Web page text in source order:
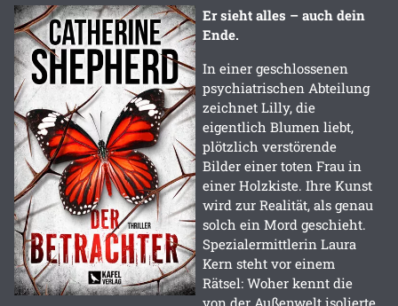
Er sieht alles – auch dein
Ende.
In einer geschlossenen
psychiatrischen Abteilung
zeichnet Lilly, die
eigentlich Blumen liebt,
plötzlich verstörende
Bilder einer toten Frau in
einer Holzkiste. Ihre Kunst
wird zur Realität, als genau
solch ein Mord geschieht.
Spezialermittlerin Laura
Kern steht vor einem
Rätsel: Woher kennt die
von der Außenwelt isolierte